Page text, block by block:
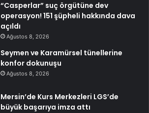
“Casperlar” suç örgütüne dev
operasyon! 151 şüpheli hakkında dava
açıldı
Ağustos 8, 2026
Seymen ve Karamürsel tünellerine
konfor dokunuşu
Ağustos 8, 2026
Mersin’de Kurs Merkezleri LGS’de
büyük başarıya imza attı